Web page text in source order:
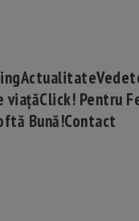
Actualitate
viațăClick! Pentru
Bună!Contact